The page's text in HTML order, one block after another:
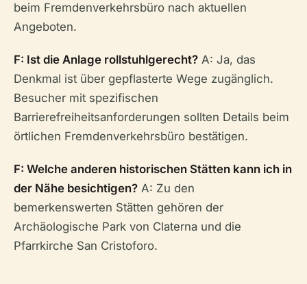
beim Fremdenverkehrsbüro nach aktuellen
Angeboten.
F: Ist die Anlage rollstuhlgerecht? A: Ja, das
Denkmal ist über gepflasterte Wege zugänglich.
Besucher mit spezifischen
Barrierefreiheitsanforderungen sollten Details beim
örtlichen Fremdenverkehrsbüro bestätigen.
F: Welche anderen historischen Stätten kann ich in
der Nähe besichtigen? A: Zu den
bemerkenswerten Stätten gehören der
Archäologische Park von Claterna und die
Pfarrkirche San Cristoforo.